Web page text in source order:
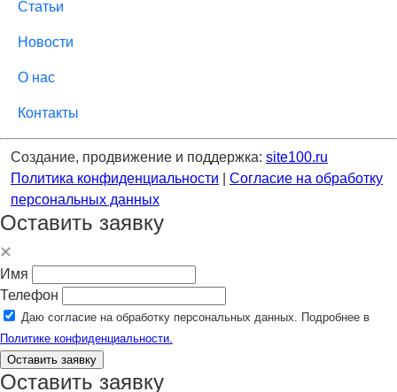
Статьи
Новости
О нас
Контакты
Создание, продвижение и поддержка: site100.ru
Политика конфиденциальности
Согласие на обработку
персональных данных
Оставить заявку
Имя
Телефон
Даю согласие на обработку персональных данных. Подробнее в
Политике конфиденциальности.
Оставить заявку
Оставить заявку